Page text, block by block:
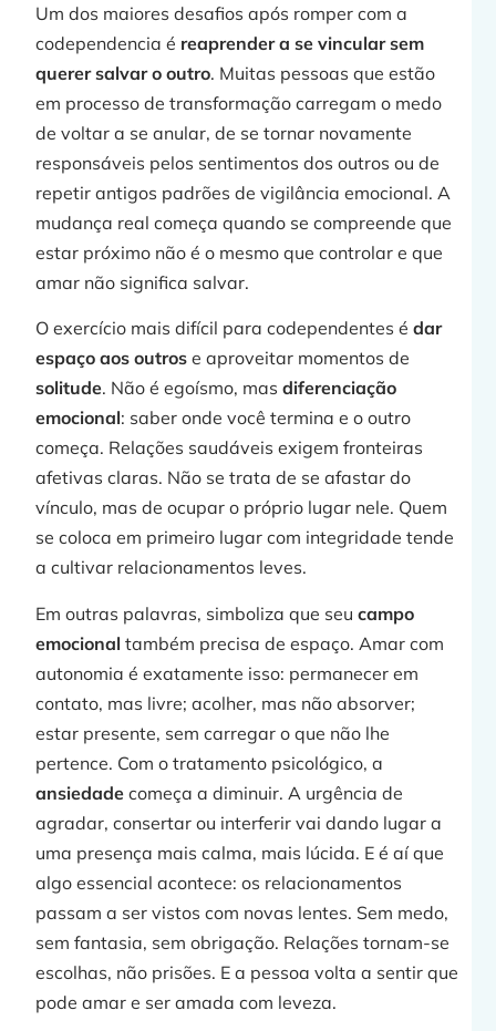
Um dos maiores desafios após romper com a
codependencia é reaprender a se vincular sem
querer salvar o outro. Muitas pessoas que estão
em processo de transformação carregam o medo
de voltar a se anular, de se tornar novamente
responsáveis pelos sentimentos dos outros ou de
repetir antigos padrões de vigilância emocional. A
mudança real começa quando se compreende que
estar próximo não é o mesmo que controlar e que
amar não significa salvar.
O exercício mais difícil para codependentes édar
espaço aos outros e aproveitar momentos de
solitude. Não é egoísmo, masdiferenciação
emocional: saber onde você termina e o outro
começa. Relações saudáveis exigem fronteiras
afetivas claras. Não se trata de se afastar do
vínculo, mas de ocupar o próprio lugar nele. Quem
se coloca em primeiro lugar com integridade tende
a cultivar relacionamentos leves.
Em outras palavras, simboliza que seucampo
emocionaltambém precisa de espaço. Amar com
autonomia é exatamente isso: permanecer em
contato, mas livre; acolher, mas não absorver;
estar presente, sem carregar o que não lhe
pertence. Com o tratamento psicológico, a
ansiedade começa a diminuir. A urgência de
agradar, consertar ou interferir vai dando lugar a
uma presença mais calma, mais lúcida. E é aí que
algo essencial acontece: os relacionamentos
passam a ser vistos com novas lentes. Sem medo,
sem fantasia, sem obrigação. Relações tornam-se
escolhas, não prisões. E a pessoa volta a sentir que
pode amar e ser amada com leveza.